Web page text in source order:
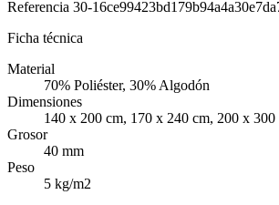
Referencia 30-
Ficha técnica
Material
70% Poliéster, 30% Algodón
Dimensiones
140 x 200 cm, 170 x 240 cm, 200 x 300
Grosor
40 mm
Peso
5 kg/m2